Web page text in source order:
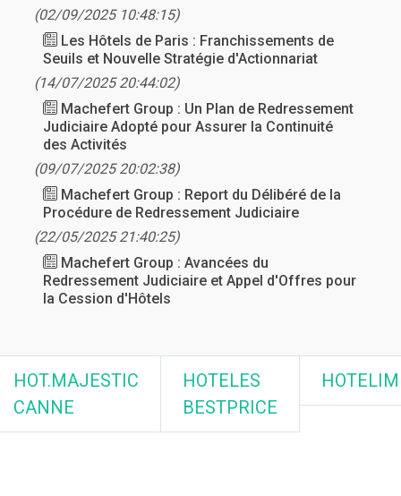
(02/09/2025 10:48:15)
Les Hôtels de Paris : Franchissements de
Seuils et Nouvelle Stratégie d'Actionnariat
(14/07/2025 20:44:02)
Machefert Group : Un Plan de Redressement
Judiciaire Adopté pour Assurer la Continuité
des Activités
(09/07/2025 20:02:38)
Machefert Group : Report du Délibéré de la
Procédure de Redressement Judiciaire
(22/05/2025 21:40:25)
Machefert Group : Avancées du
Redressement Judiciaire et Appel d'Offres pour
la Cession d'Hôtels
HOT.MAJESTIC
CANNE
HOTELES
BESTPRICE
HOTELIM